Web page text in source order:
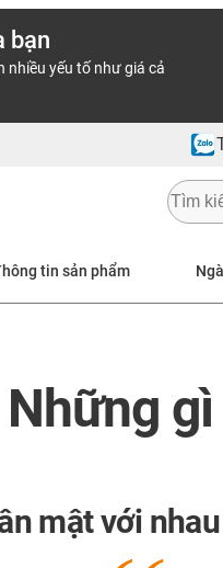
bạn
nhiều yếu tố như giá cả
tin sản phẩm
mật với